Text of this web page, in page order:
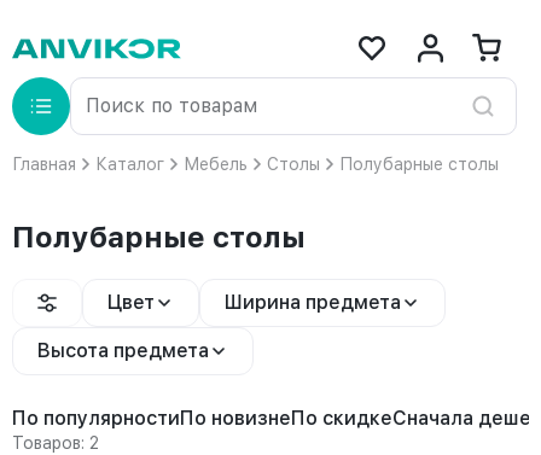
Главная Каталог Мебель Столы Полубарные столы
Полубарные столы
Цвет Ширина предмета
Высота предмета
По популярностиПо новизнеПо скидкеСначала
Товаров: 2